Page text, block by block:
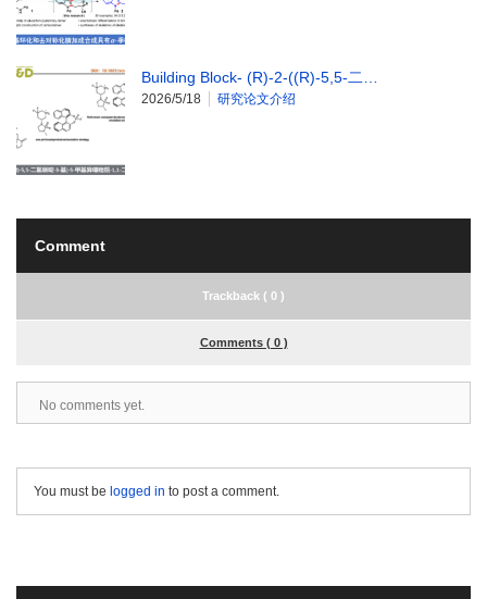
Building Block- (R)-2-((R)-5,5-二…
2026/5/18 研究论文介绍
Comment
Trackback ( 0 )
Comments ( 0 )
No comments yet.
You must be logged in to post a comment.